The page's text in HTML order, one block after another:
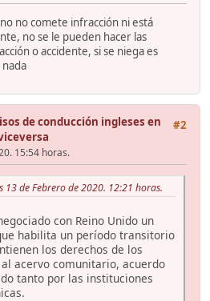
no comete infracción ni está
no se le pueden hacer las
o accidente, si se niega es
#2
de conducción ingleses en
15:54 horas.
13 de Febrero de 2020. 12:21 horas.
con Reino Unido un
habilita un período transitorio
los derechos de los
acervo comunitario, acuerdo
tanto por las instituciones